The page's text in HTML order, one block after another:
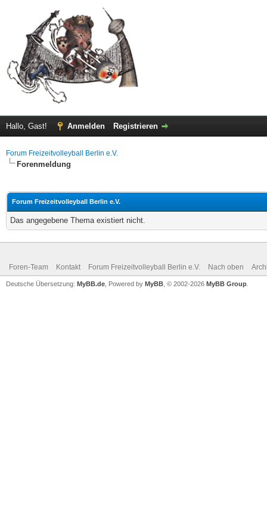
Hallo, Gast! Anmelden Registrieren
Forum Freizeitvolleyball Berlin e.V.
Forenmeldung
Forum Freizeitvolleyball Berlin e.V.
Das angegebene Thema existiert nicht.
Foren-Team Kontakt Forum Freizeitvolleyball Berlin e.V. Nach oben
Deutsche Übersetzung: MyBB.de , Powered by MyBB , © 2002-2026 MyBB Group